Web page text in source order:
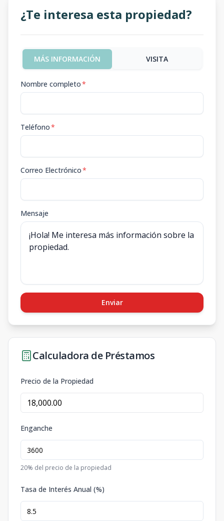
¿Te interesa esta propiedad?
MÁS INFORMACIÓN VISITA
Nombre completo*
Teléfono*
Correo Electrónico*
Mensaje
Enviar
Calculadora de Préstamos
Precio de la Propiedad
Enganche
20% del precio de la propiedad
Tasa de Interés Anual (%)